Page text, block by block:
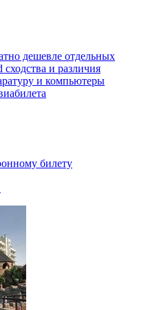
дешевле отдельных
и различия
и компьютеры
билету